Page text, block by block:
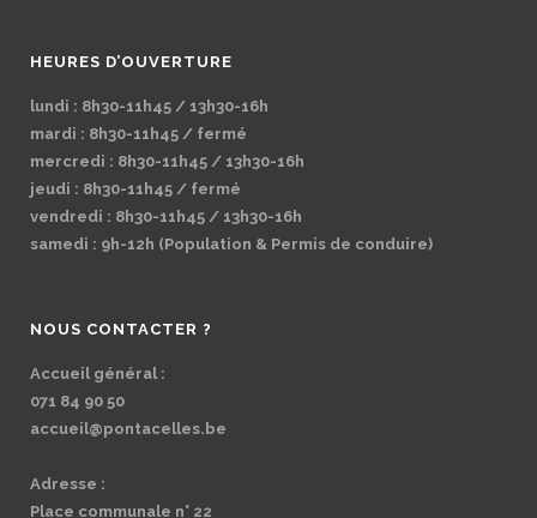
HEURES D’OUVERTURE
lundi : 8h30-11h45 / 13h30-16h
mardi : 8h30-11h45 / fermé
mercredi : 8h30-11h45 / 13h30-16h
jeudi : 8h30-11h45 / fermé
vendredi : 8h30-11h45 / 13h30-16h
samedi : 9h-12h (Population & Permis de conduire)
NOUS CONTACTER ?
Accueil général :
071 84 90 50
accueil@pontacelles.be
Adresse :
Place communale n° 22